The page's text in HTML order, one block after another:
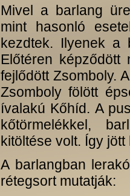
Mivel a barlang
mint hasonló
kezdtek. Ilyenek a
Előtéren
fejlődött Zsomboly.
Zsomboly fölött
ívalakú Kőhíd. A
kőtörmelékkel,
kitöltése volt. Így
A barlangban
rétegsort mutatják: